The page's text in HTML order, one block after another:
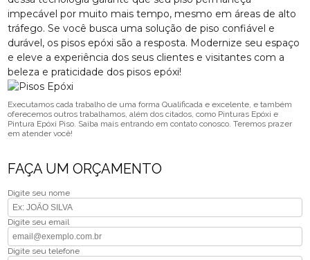
impecável por muito mais tempo, mesmo em áreas de alto
tráfego. Se você busca uma solução de piso confiável e
durável, os pisos epóxi são a resposta. Modernize seu espaço
e eleve a experiência dos seus clientes e visitantes com a
beleza e praticidade dos pisos epóxi!
Executamos cada trabalho de uma forma Qualificada e excelente, e também
oferecemos outros trabalhamos, além dos citados, como Pinturas Epóxi e
Pintura Epóxi Piso. Saiba mais entrando em contato conosco. Teremos prazer
em atender você!
FAÇA UM ORÇAMENTO
Digite seu nome
Digite seu email
Digite seu telefone